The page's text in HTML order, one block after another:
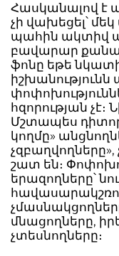
Հասկանալով է
չի վախեցել՝
պահին ակտիվ
բավարար
ֆոնը եթե
հզորության չէ։
Մշտապես
կողմը»
շատ են։
երազողները՝
մնացողները,
չտեսնողները։